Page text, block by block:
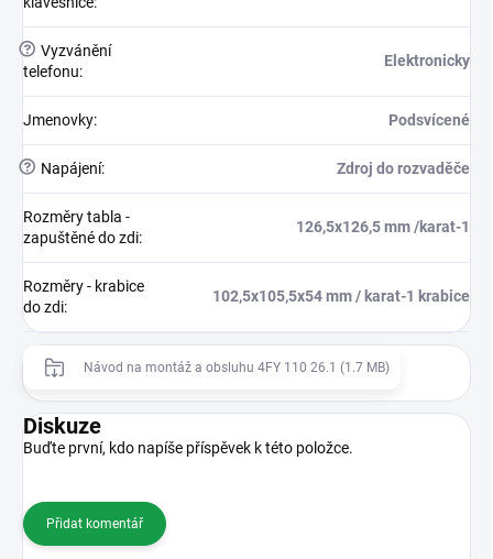
? Vyzvánění
telefonu:
Elektronicky
Jmenovky: Podsvícené
? Napájení: Zdroj do rozvaděče
Rozměry tabla -
zapuštěné do zdi:
126,5x126,5 mm /karat-1
Rozměry - krabice
do zdi:
102,5x105,5x54 mm / karat-1 krabice
Návod na montáž a obsluhu 4FY 110 26.1 (1.7 MB)
Diskuze
Buďte první, kdo napíše příspěvek k této položce.
Přidat komentář